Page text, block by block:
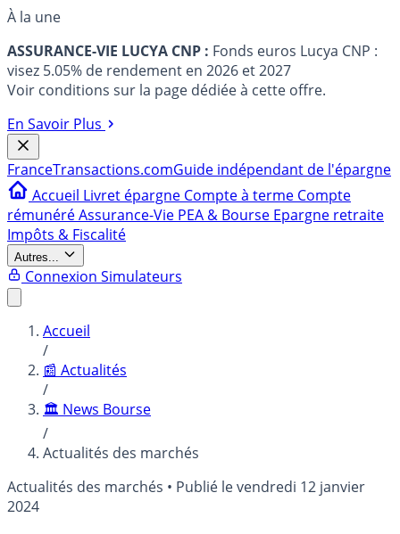
À la une
ASSURANCE-VIE LUCYA CNP : Fonds euros Lucya CNP :
visez 5.05% de rendement en 2026 et 2027
Voir conditions sur la page dédiée à cette offre.
En Savoir Plus
FranceTransactions.comGuide indépendant de l'épargne
Accueil Livret épargne Compte à terme Compte
rémunéréAssurance-Vie PEA & Bourse Epargne retraite
Impôts & Fiscalité
Autres...
Connexion Simulateurs
Accueil
/
📰 Actualités
/
🏛️ News Bourse
/
Actualités des marchés
Actualités des marchés • Publié levendredi 12 janvier
2024